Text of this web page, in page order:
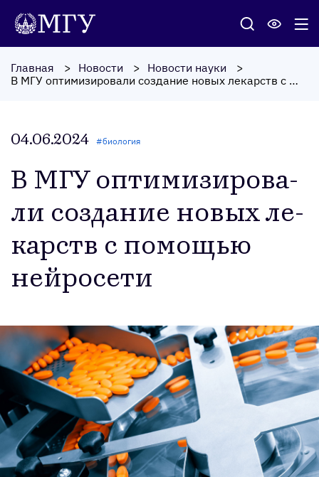
Главная Новости
Новости науки
В МГУ оптимизировали создание новых лекарств с помощью нейросети
04.06.2024 #биология
В МГУ оп­ти­мизи­рова­
ли соз­да­ние но­вых ле­
карств с по­мощью
ней­ро­сети